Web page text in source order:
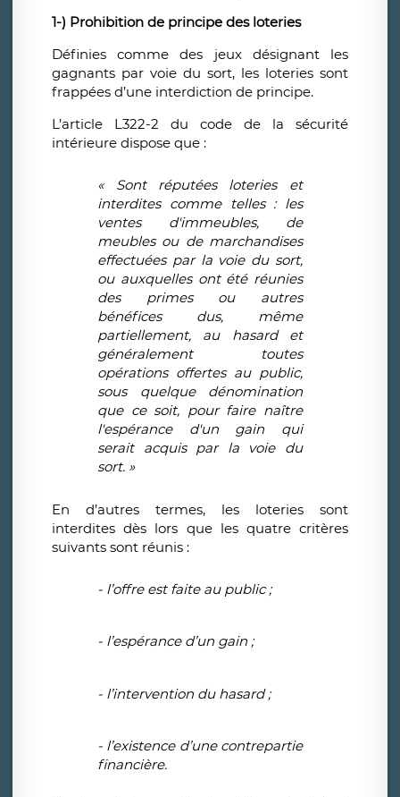
1-) Prohibition de principe des loteries
Définies comme des jeux désignant les
gagnants par voie du sort, les loteries sont
frappées d’une interdiction de principe.
L’article L322-2 du code de la sécurité
intérieure dispose que :
« Sont réputées loteries et
interdites comme telles : les
ventes d'immeubles, de
meubles ou de marchandises
effectuées par la voie du sort,
ou auxquelles ont été réunies
des primes ou autres
bénéfices dus, même
partiellement, au hasard et
généralement toutes
opérations offertes au public,
sous quelque dénomination
que ce soit, pour faire naître
l'espérance d'un gain qui
serait acquis par la voie du
sort. »
En d’autres termes, les loteries sont
interdites dès lors que les quatre critères
suivants sont réunis :
- l’offre est faite au public ;
- l’espérance d’un gain ;
- l’intervention du hasard ;
- l’existence d’une contrepartie
financière.